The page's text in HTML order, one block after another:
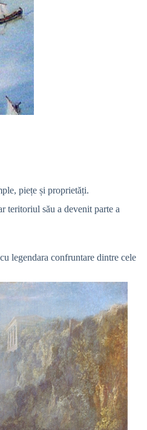
piețe și proprietăți.
teritoriul său a devenit parte a
legendara confruntare dintre cele